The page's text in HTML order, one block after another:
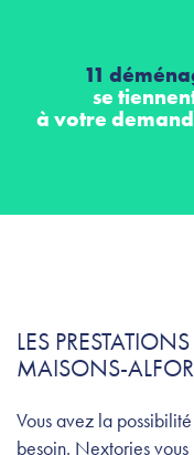
11
se
à votre
LES
MAISONS-
Vous avez la
besoin. Nextories